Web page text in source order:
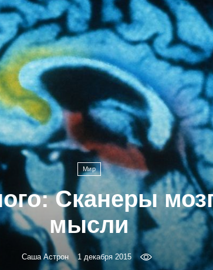
Мир
Сканеры
мысли
Саша Астрон 1 декабря 2015